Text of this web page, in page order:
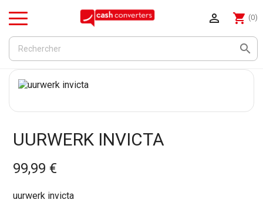

shopping_cart (0)

Menu
UURWERK INVICTA
99,99 €
uurwerk invicta